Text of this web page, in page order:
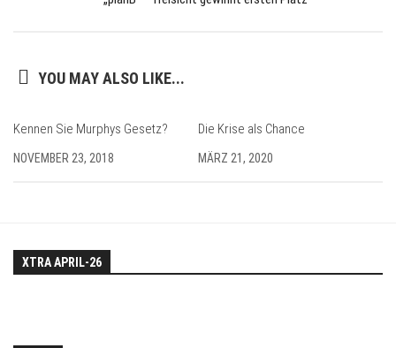
YOU MAY ALSO LIKE...
Kennen Sie Murphys Gesetz?
NOVEMBER 23, 2018
Die Krise als Chance
MÄRZ 21, 2020
XTRA APRIL-26